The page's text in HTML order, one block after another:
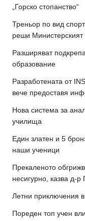
„Горско стопанство“
Треньор по вид
реши Министерският
Разширяват
образование
Разработената от
вече предоставя
Нова система за
училища
Един златен и 5
наши ученици
Прекаленото
несигурно, казва д-
Летни приключения в
Пореден топ учен